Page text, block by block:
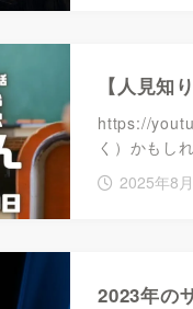
【人見知
https://
く）かもし
2025年8
2023年の